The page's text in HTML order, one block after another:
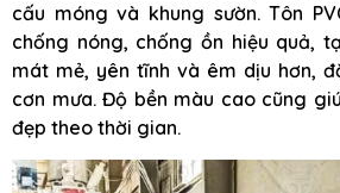
cấu móng và khung sườn. Tôn
chống nóng, chống ồn hiệu quả,
mát mẻ, yên tĩnh và êm dịu hơn,
cơn mưa. Độ bền màu cao cũng
đẹp theo thời gian.